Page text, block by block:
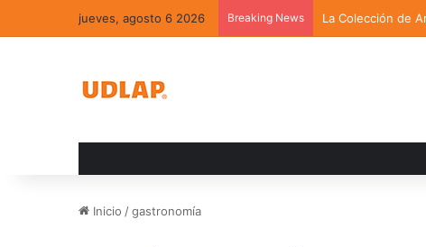
jueves, agosto 6 2026 Breaking News La Colección de
Inicio /gastronomía